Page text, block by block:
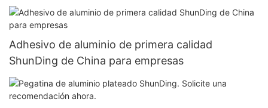
Adhesivo de aluminio de primera calidad
ShunDing de China para empresas